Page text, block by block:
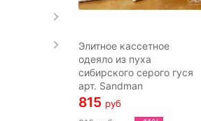
Элитное кассетное
одеяло из пуха
сибирского серого гуся
арт. Sandman
815 руб